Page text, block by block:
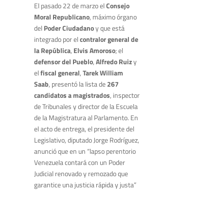
El pasado 22 de marzo elConsejo
Moral Republicano, máximo órgano
del Poder Ciudadanoy que está
integrado por elcontralor general de
la República, Elvis Amoroso; el
defensor del Pueblo,Alfredo Ruizy
elfiscal general,Tarek William
Saab, presentó la lista de267
candidatos a magistrados, inspector
de Tribunales y director de la Escuela
de la Magistratura al Parlamento. En
el acto de entrega, el presidente del
Legislativo, diputado Jorge Rodríguez,
anunció que en un “lapso perentorio
Venezuela contará con un Poder
Judicial renovado y remozado que
garantice una justicia rápida y justa”